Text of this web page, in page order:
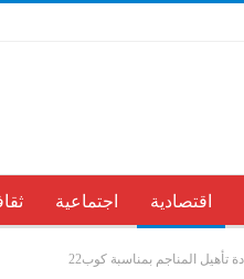
اقتصادية اجتماعية